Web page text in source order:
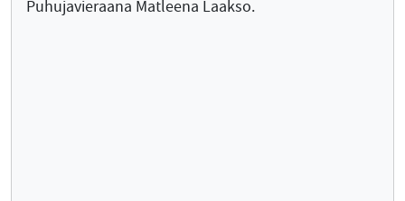
Puhujavieraana Matleena Laakso.